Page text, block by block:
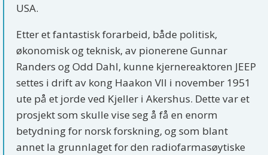
USA.
Etter et fantastisk forarbeid, både politisk,
økonomisk og teknisk, av pionerene Gunnar
Randers og Odd Dahl, kunne kjernereaktoren JEEP
settes i drift av kong Haakon VII i november 1951
ute på et jorde ved Kjeller i Akershus. Dette var et
prosjekt som skulle vise seg å få en enorm
betydning for norsk forskning, og som blant
annet la grunnlaget for den radiofarmasøytiske